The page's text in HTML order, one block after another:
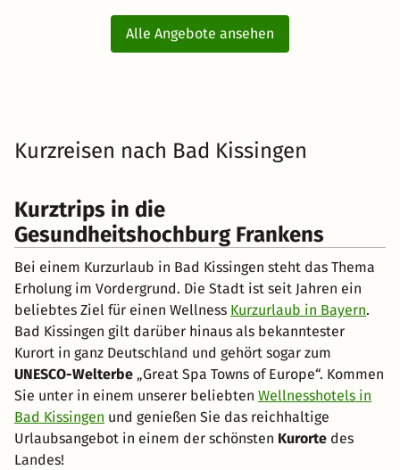
Alle Angebote ansehen
Kurzreisen nach Bad Kissingen
Kurztrips in die
Gesundheitshochburg Frankens
Bei einem Kurzurlaub in Bad Kissingen steht das Thema
Erholung im Vordergrund. Die Stadt ist seit Jahren ein
beliebtes Ziel für einen Wellness Kurzurlaub in Bayern.
Bad Kissingen gilt darüber hinaus als bekanntester
Kurort in ganz Deutschland und gehört sogar zum
UNESCO-Welterbe „Great Spa Towns of Europe“. Kommen
Sie unter in einem unserer beliebten Wellnesshotels in
Bad Kissingen und genießen Sie das reichhaltige
Urlaubsangebot in einem der schönsten Kurorte des
Landes!